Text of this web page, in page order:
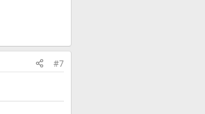
#7